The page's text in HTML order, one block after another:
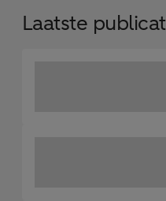
Laatste